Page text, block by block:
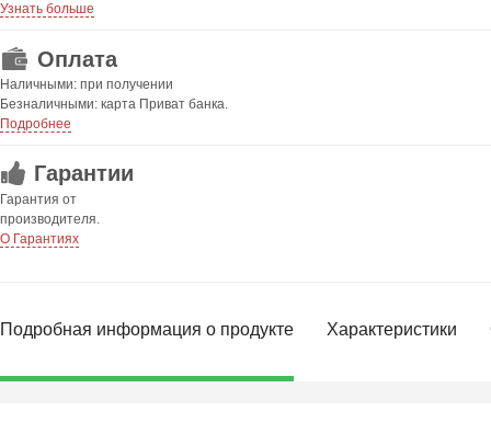
Узнать больше
Оплата
Наличными: при получении
Безналичными: карта Приват банка.
Подробнее
Гарантии
Гарантия от
производителя.
О Гарантиях
Подробная информация о продукте Характеристики